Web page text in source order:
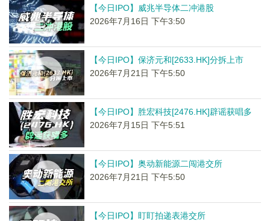
【今日IPO】威兆半导体二冲港股
2026年7月16日 下午3:50
【今日IPO】保济元和[2633.HK]分拆上市
2026年7月21日 下午5:50
【今日IPO】胜宏科技[2476.HK]辟谣获唱多
2026年7月15日 下午5:51
【今日IPO】奥动新能源二闯港交所
2026年7月21日 下午5:50
【今日IPO】盯盯拍递表港交所